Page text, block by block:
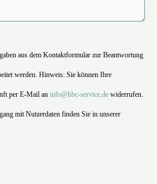
aus dem Kontaktformular zur Beantwortung
werden. Hinweis: Sie können Ihre
per E-Mail an info@hbc-service.de widerrufen.
mit Nutzerdaten finden Sie in unserer